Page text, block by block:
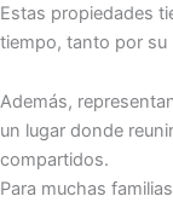
Estas propiedades
tiempo, tanto por su
Además,
un lugar donde
compartidos.
Para muchas